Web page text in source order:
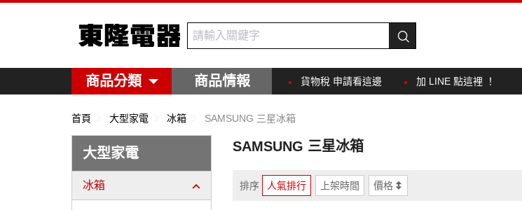
東隆電器
商品分類 商品情報 貨物稅 申請看這邊 加 LINE 點這裡 ！
首頁 大型家電 冰箱 SAMSUNG 三星冰箱
大型家電
冰箱
SAMSUNG 三星冰箱
排序 人氣排行 上架時間 價格